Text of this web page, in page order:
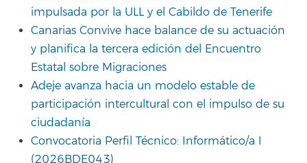
impulsada por la ULL y el Cabildo de Tenerife
Canarias Convive hace balance de su actuación
y planifica la tercera edición del Encuentro
Estatal sobre Migraciones
Adeje avanza hacia un modelo estable de
participación intercultural con el impulso de su
ciudadanía
Convocatoria Perfil Técnico: Informático/a I
(2026BDE043)